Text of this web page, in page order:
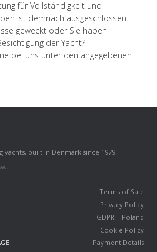
für Vollständigkeit und
ist demnach ausgeschlossen.
geweckt oder Sie haben
der Yacht?
bei uns unter den angegebenen
built in Denmark since 1979.
Terms of Sale
Privacy Policy
GDPR – Poland
Cookie Policy
Payment Details